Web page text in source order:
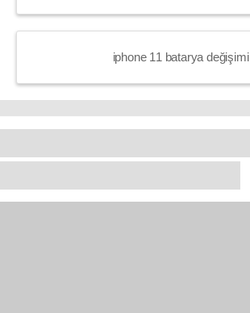
iphone 11 batarya değişimi